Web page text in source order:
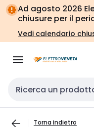
Vai alla
navigazione
Vai
alla
pagina
Ad agosto 2026
chiusure per il
Vedi calendario
Cerca input
Torna indietro